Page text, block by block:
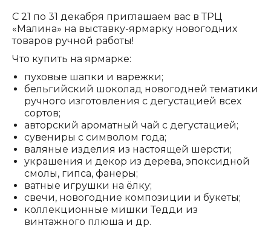
С 21 по 31 декабря приглашаем вас в ТРЦ
«Малина» на выставку-ярмарку новогодних
товаров ручной работы!
Что купить на ярмарке:
пуховые шапки и варежки;
бельгийский шоколад новогодней тематики
ручного изготовления с дегустацией всех
сортов;
авторский ароматный чай с дегустацией;
сувениры с символом года;
валяные изделия из настоящей шерсти;
украшения и декор из дерева, эпоксидной
смолы, гипса, фанеры;
ватные игрушки на ёлку;
свечи, новогодние композиции и букеты;
коллекционные мишки Тедди из
винтажного плюша и др.